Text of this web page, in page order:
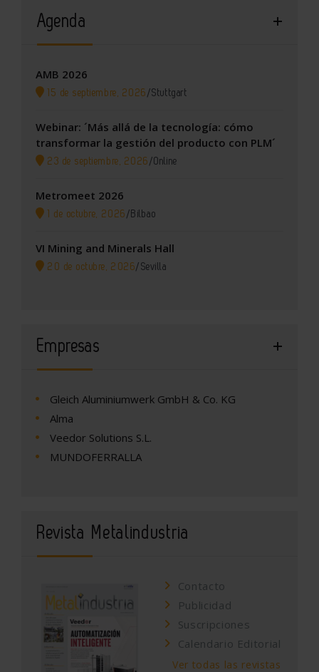
Agenda
AMB 2026
15 de septiembre, 2026 /Stuttgart
Webinar: ´Más allá de la tecnología: cómo
transformar la gestión del producto con PLM´
23 de septiembre, 2026 /Online
Metromeet 2026
1 de octubre, 2026 / Bilbao
VI Mining and Minerals Hall
20 de octubre, 2026/ Sevilla
Empresas
Gleich Aluminiumwerk GmbH & Co. KG
Alma
Veedor Solutions S.L.
MUNDOFERRALLA
Revista Metalindustria
Contacto
Publicidad
Suscripciones
Calendario Editorial
Ver todas las revistas